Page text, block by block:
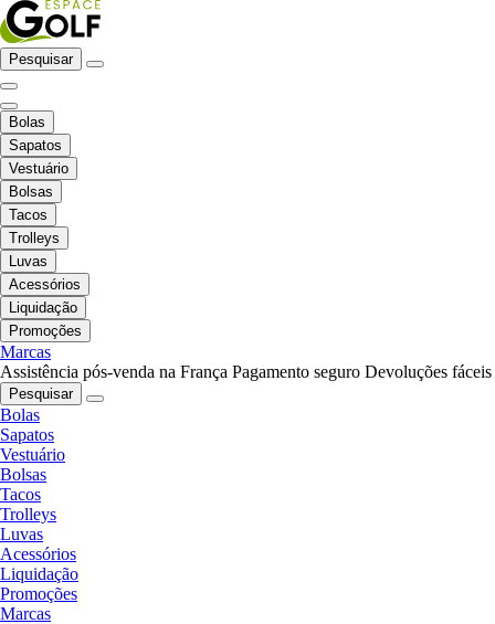
Pesquisar
Bolas
Sapatos
Vestuário
Bolsas
Tacos
Trolleys
Luvas
Acessórios
Liquidação
Promoções
Marcas
Assistência pós-venda na França Pagamento seguro Devoluções fáceis
Pesquisar
Bolas
Sapatos
Vestuário
Bolsas
Tacos
Trolleys
Luvas
Acessórios
Liquidação
Promoções
Marcas